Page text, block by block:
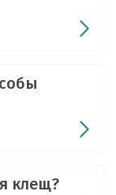
клещ?